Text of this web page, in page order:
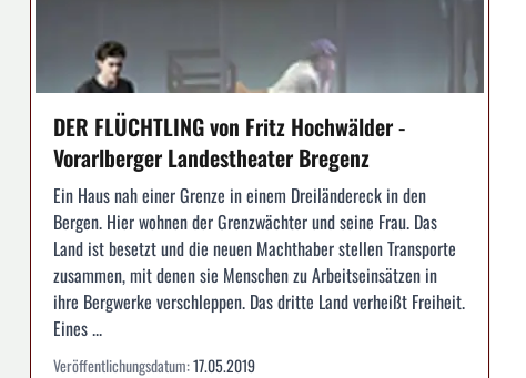
DER FLÜCHTLING von Fritz Hochwälder -
Vorarlberger Landestheater Bregenz
Ein Haus nah einer Grenze in einem Dreiländereck in den
Bergen. Hier wohnen der Grenzwächter und seine Frau. Das
Land ist besetzt und die neuen Machthaber stellen Transporte
zusammen, mit denen sie Menschen zu Arbeitseinsätzen in
ihre Bergwerke verschleppen. Das dritte Land verheißt Freiheit.
Eines ...
Veröffentlichungsdatum:17.05.2019